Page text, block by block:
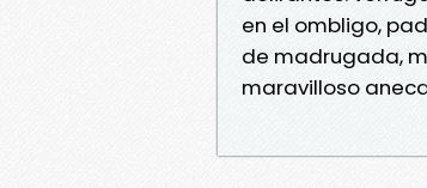
en el ombligo,
de madrugada,
maravilloso